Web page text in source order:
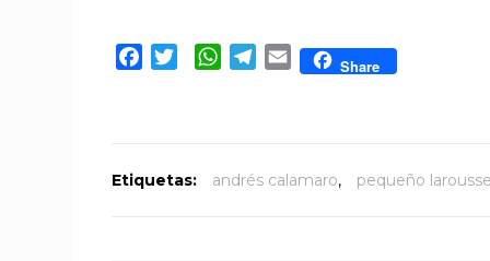
Facebook
TwitterWhatsApp
Telegram
Email Share
Etiquetas: andrés calamaro, pequeño